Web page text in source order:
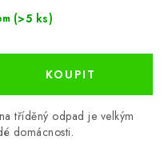
(>5 ks)
tříděný odpad je velkým
domácnosti.